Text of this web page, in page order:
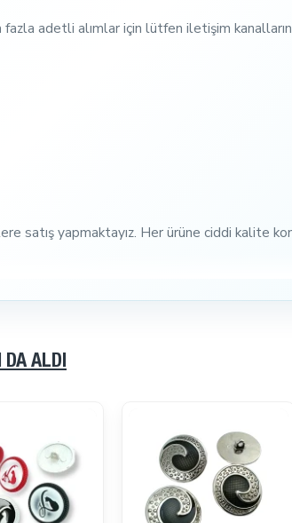
adetli alımlar için lütfen iletişim
satış yapmaktayız. Her ürüne ciddi kalite
Ürünlerimizin yüzey kaplamaları
lütfenbizimle iletişime geçin
Mutlu Müşterimiz var. Burada yeni olabiliriz,
eminiz.
DA ALDI